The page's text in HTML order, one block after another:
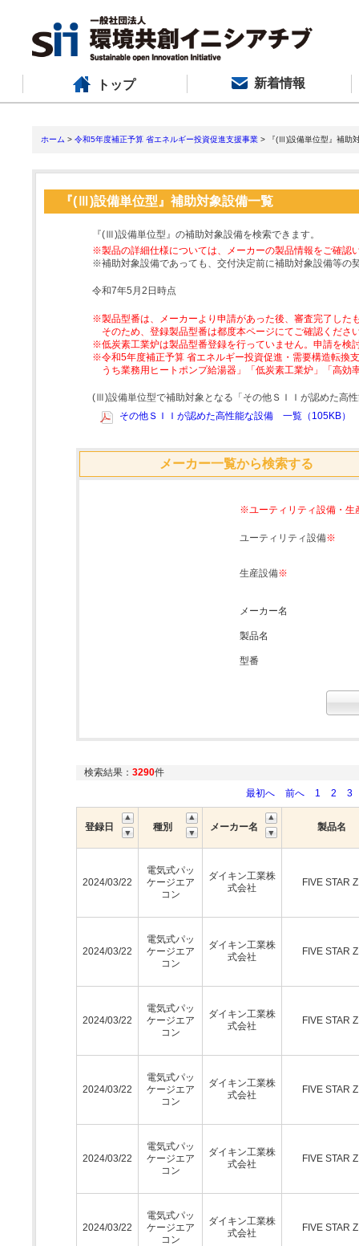
トップ 新着情報
ホーム > 令和5年度補正予算 省エネルギー投資促進支援事業 > 『(Ⅲ)設備単位型』補助
『(Ⅲ)設備単位型』補助対象設備一覧
『(Ⅲ)設備単位型』の補助対象設備を検索できます。
※製品の詳細仕様については、メーカーの製品情報をご確認
※補助対象設備であっても、交付決定前に補助対象設備等の
令和7年5月2日時点
※製品型番は、メーカーより申請があった後、審査完了した
そのため、登録製品型番は都度本ページにてご確認くださ
※低炭素工業炉は製品型番登録を行っていません。申請を検
※令和5年度補正予算 省エネルギー投資促進・需要構造転換
うち業務用ヒートポンプ給湯器」「低炭素工業炉」「高
(Ⅲ)設備単位型で補助対象となる「その他ＳＩＩが認めた高
その他ＳＩＩが認めた高性能な設備 一覧（105KB）
メーカー一覧から検索する
※ユーティリティ設備・生
ユーティリティ設備※
生産設備※
メーカー名
製品名
型番
検索結果： 3290件
最初へ
前へ 1 2 3
登録日 種別 メーカー名 製品名
2024/03/22
電気式パッ
ケージエア
コン
ダイキン工業株
式会社
FIVE STAR
2024/03/22
電気式パッ
ケージエア
コン
ダイキン工業株
式会社
FIVE STAR
2024/03/22
電気式パッ
ケージエア
コン
ダイキン工業株
式会社
FIVE STAR
2024/03/22
電気式パッ
ケージエア
コン
ダイキン工業株
式会社
FIVE STAR
2024/03/22
電気式パッ
ケージエア
コン
ダイキン工業株
式会社
FIVE STAR
2024/03/22
電気式パッ
ケージエア
コン
ダイキン工業株
式会社
FIVE STAR